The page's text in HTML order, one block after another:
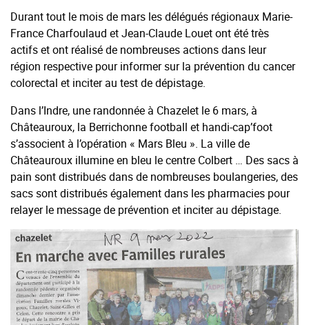
Durant tout le mois de mars les délégués régionaux Marie-
France Charfoulaud et Jean-Claude Louet ont été très
actifs et ont réalisé de nombreuses actions dans leur
région respective pour informer sur la prévention du cancer
colorectal et inciter au test de dépistage.
Dans l’Indre, une randonnée à Chazelet le 6 mars, à
Châteauroux, la Berrichonne football et handi-cap’foot
s’associent à l’opération « Mars Bleu ». La ville de
Châteauroux illumine en bleu le centre Colbert … Des sacs à
pain sont distribués dans de nombreuses boulangeries, des
sacs sont distribués également dans les pharmacies pour
relayer le message de prévention et inciter au dépistage.